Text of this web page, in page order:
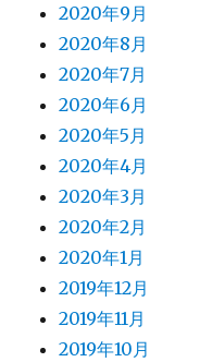
2020年9月
2020年8月
2020年7月
2020年6月
2020年5月
2020年4月
2020年3月
2020年2月
2020年1月
2019年12月
2019年11月
2019年10月